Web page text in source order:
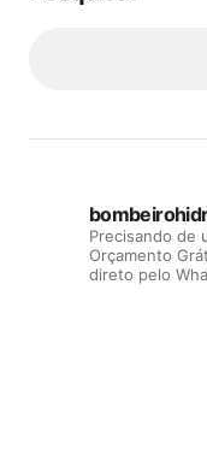
Precisando de
Orçamento
direto pelo